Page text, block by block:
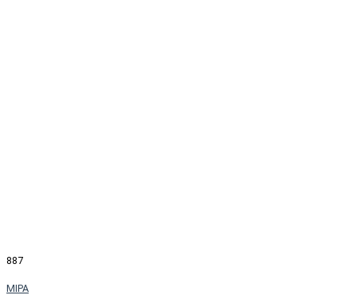
887
MIPA